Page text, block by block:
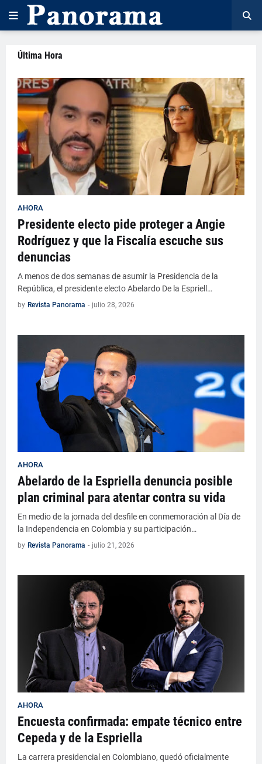
Última Hora
AHORA
Presidente electo pide proteger a Angie
Rodríguez y que la Fiscalía escuche sus
denuncias
A menos de dos semanas de asumir la Presidencia de la
República, el presidente electo Abelardo De la Espriell…
by Revista Panorama - julio 28, 2026
AHORA
Abelardo de la Espriella denuncia posible
plan criminal para atentar contra su vida
En medio de la jornada del desfile en conmemoración al Día de
la Independencia en Colombia y su participación…
by Revista Panorama - julio 21, 2026
AHORA
Encuesta confirmada: empate técnico entre
Cepeda y de la Espriella
La carrera presidencial en Colombiano, quedó oficialmente